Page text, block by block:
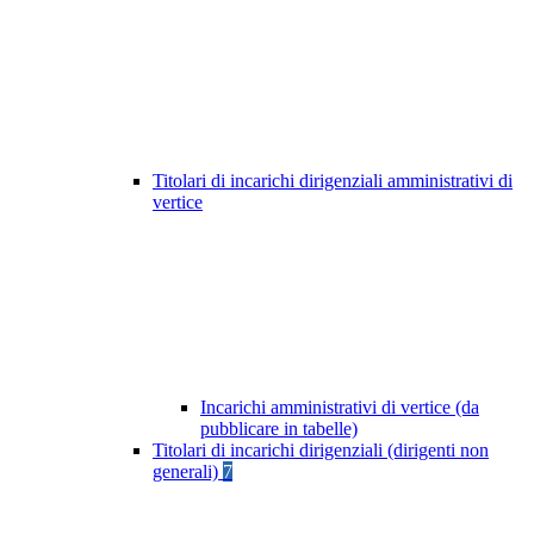
Titolari di incarichi dirigenziali amministrativi di
vertice
Incarichi amministrativi di vertice (da
pubblicare in tabelle)
Titolari di incarichi dirigenziali (dirigenti non
generali) 7